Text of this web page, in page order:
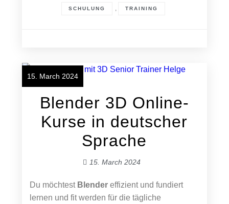
SCHULUNG , TRAINING
15. March 2024
Blender 3D Online-
Kurse in deutscher
Sprache
15. March 2024
Du möchtest Blendereffizient und fundiert
lernen und fit werden für die tägliche